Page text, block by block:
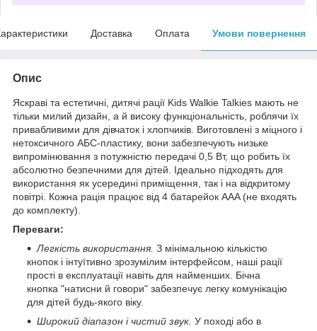
Доставка Оплата Умови повернення
Опис
Яскраві та естетичні, дитячі рації Kids Walkie Talkies мають не
тільки милий дизайн, а й високу функціональність, роблячи їх
привабливими для дівчаток і хлопчиків. Виготовлені з міцного і
нетоксичного АБС-пластику, вони забезпечують низьке
випромінювання з потужністю передачі 0,5 Вт, що робить їх
абсолютно безпечними для дітей. Ідеально підходять для
використання як усередині приміщення, так і на відкритому
повітрі. Кожна рація працює від 4 батарейок AAA (не входять
до комплекту).
Переваги:
Легкість використання. З мінімальною кількістю
кнопок і інтуїтивно зрозумілим інтерфейсом, наші рації
прості в експлуатації навіть для найменших. Бічна
кнопка "натисни й говори" забезпечує легку комунікацію
для дітей будь-якого віку.
Широкий діапазон і чистий звук. У поході або в